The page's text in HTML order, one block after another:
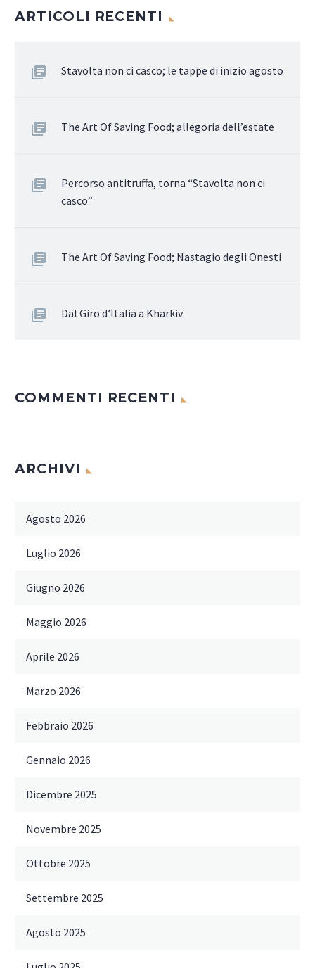
ARTICOLI RECENTI
Stavolta non ci casco; le tappe di inizio agosto
The Art Of Saving Food; allegoria dell’estate
Percorso antitruffa, torna “Stavolta non ci
casco”
The Art Of Saving Food; Nastagio degli Onesti
Dal Giro d’Italia a Kharkiv
COMMENTI RECENTI
ARCHIVI
Agosto 2026
Luglio 2026
Giugno 2026
Maggio 2026
Aprile 2026
Marzo 2026
Febbraio 2026
Gennaio 2026
Dicembre 2025
Novembre 2025
Ottobre 2025
Settembre 2025
Agosto 2025